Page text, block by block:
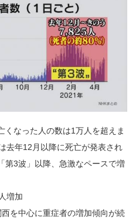
くなった人の数は1万人を超えま
去年12月以降に死亡が発表され
第3波」以降、急激なペースで増
増加
を中心に重症者の増加傾向が続